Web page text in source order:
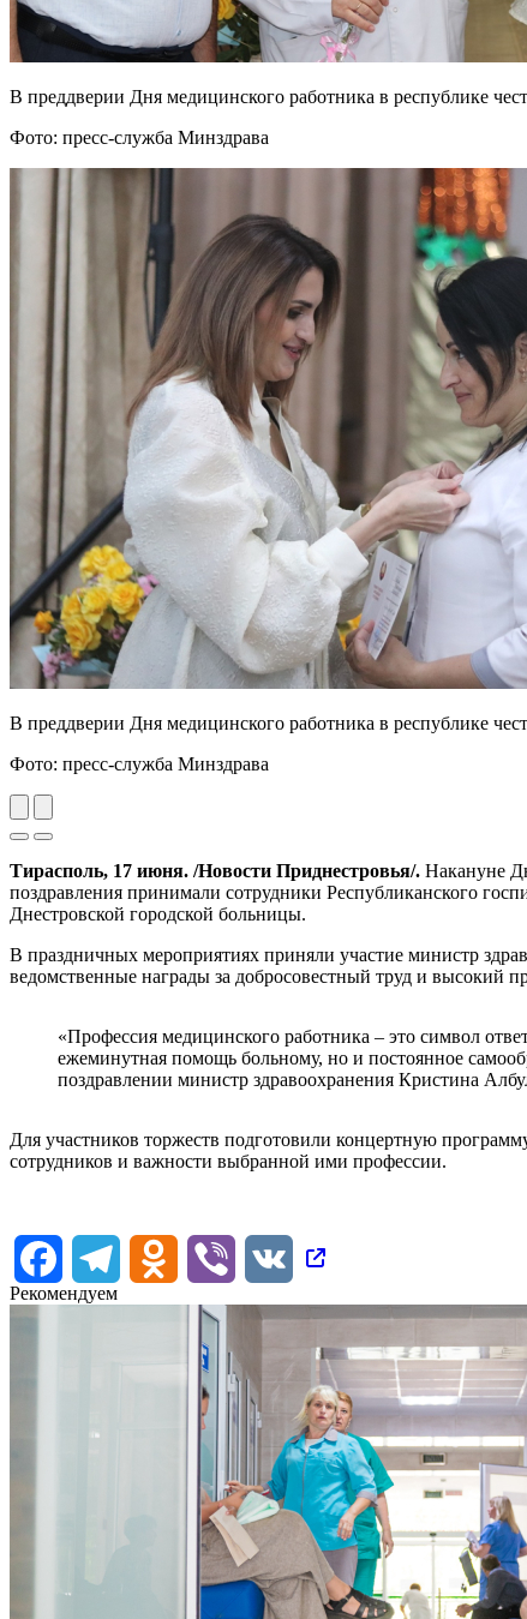
В преддверии Дня медицинского работника в республике
Фото: пресс-служба Минздрава
В преддверии Дня медицинского работника в республике
Фото: пресс-служба Минздрава
Previous
Next
Тирасполь, 17 июня. /Новости Приднестровья/. Накануне
поздравления принимали сотрудники Республиканского
Днестровской городской больницы.
В праздничных мероприятиях приняли участие министр
ведомственные награды за добросовестный труд и высокий
«Профессия медицинского работника – это символ
ежеминутная помощь больному, но и постоянное
поздравлении министр здравоохранения Кристина
Для участников торжеств подготовили концертную
сотрудников и важности выбранной ими профессии.
FacebookTelegram Odnoklassniki
Viber
VK
Рекомендуем